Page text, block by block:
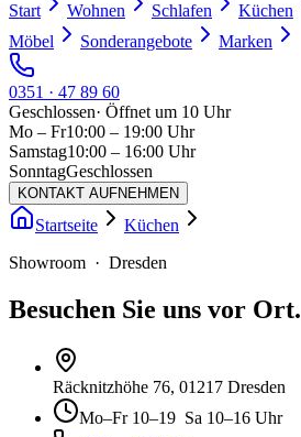
Start Wohnen Schlafen Küchen
Möbel
Sonderangebote Marken
0351 · 47 89 60
Geschlossen· Öffnet um 10 Uhr
Mo – Fr10:00 – 19:00 Uhr
Samstag10:00 – 16:00 Uhr
SonntagGeschlossen
KONTAKT AUFNEHMEN
Startseite
Küchen
Showroom · Dresden
Besuchen Sie uns vor Ort.
Räcknitzhöhe 76, 01217 Dresden
Mo–Fr10–19 Sa 10–16 Uhr